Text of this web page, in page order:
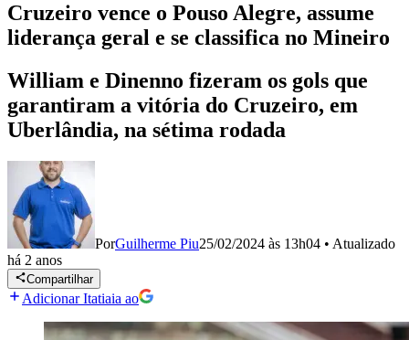
Cruzeiro vence o Pouso Alegre, assume
liderança geral e se classifica no Mineiro
William e Dinenno fizeram os gols que
garantiram a vitória do Cruzeiro, em
Uberlândia, na sétima rodada
PorGuilherme Piu25/02/2024 às 13h04 • Atualizado
há 2 anos
Compartilhar
Adicionar Itatiaia ao